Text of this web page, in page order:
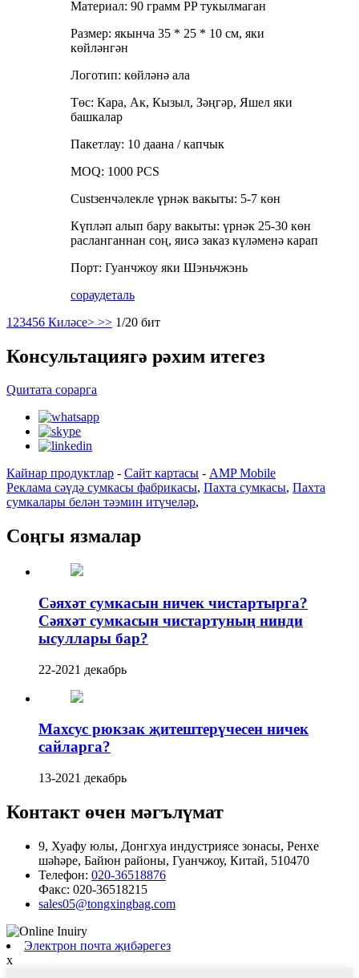
Материал: 90 грамм PP тукылмаган
Размер: якынча 35 * 25 * 10 см, яки
көйләнгән
Логотип: көйләнә ала
Төс: Кара, Ак, Кызыл, Зәңгәр, Яшел яки
башкалар
Пакетлау: 10 даана / капчык
MOQ: 1000 PCS
Custзенчәлекле үрнәк вакыты: 5-7 көн
Күпләп алып бару вакыты: үрнәк 25-30 көн
расланганнан соң, яисә заказ күләменә карап
Порт: Гуанчжоу яки Шэньчжэнь
сораудеталь
1 23456 Киләсе> >> 1/20 бит
Консультациягә рәхим итегез
Quитата сорарга
Кайнар продуктлар - Сайт картасы - AMP Mobile
Реклама сәүдә сумкасы фабрикасы, Пахта сумкасы, Пахта
сумкалары белән тәэмин итүчеләр,
Соңгы язмалар
Сәяхәт сумкасын ничек чистартырга?
Сәяхәт сумкасын чистартуның нинди
ысуллары бар?
22-2021 декабрь
Махсус рюкзак җитештерүчесен ничек
сайларга?
13-2021 декабрь
Контакт өчен мәгълүмат
9, Хуафу юлы, Донгхуа индустриясе зонасы, Ренхе
шәһәре, Байюн районы, Гуанчжоу, Китай, 510470
Телефон: 020-36518876
Факс: 020-36518215
sales05@tongxingbag.com
Электрон почта җибәрегез
x